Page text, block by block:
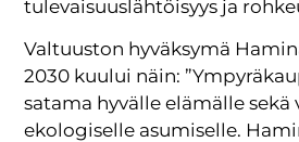
tulevaisuuslähtöisyys ja
Valtuuston hyväksymä
2030 kuului näin:
satama hyvälle elämälle sekä
ekologiselle asumiselle.